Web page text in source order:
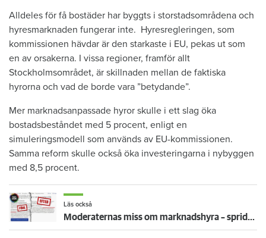
Alldeles för få bostäder har byggts i storstadsområdena och
hyresmarknaden fungerar inte. Hyresregleringen, som
kommissionen hävdar är den starkaste i EU, pekas ut som
en av orsakerna. I vissa regioner, framför allt
Stockholmsområdet, är skillnaden mellan de faktiska
hyrorna och vad de borde vara ”betydande”.
Mer marknadsanpassade hyror skulle i ett slag öka
bostadsbeståndet med 5 procent, enligt en
simuleringsmodell som används av EU-kommissionen.
Samma reform skulle också öka investeringarna i nybyggen
med 8,5 procent.
Läs också
Moderaternas miss om marknadshyra – sprids som sanning av AI och stor ledarsida